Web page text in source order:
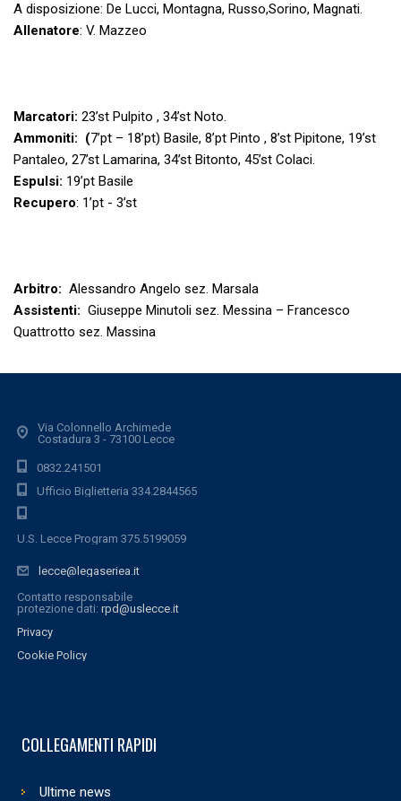
A disposizione: De Lucci, Montagna, Russo,Sorino, Magnati.
Allenatore: V. Mazzeo
Marcatori: 23’st Pulpito , 34’st Noto.
Ammoniti: (7’pt – 18’pt) Basile, 8’pt Pinto , 8’st Pipitone, 19’st
Pantaleo, 27’st Lamarina, 34’st Bitonto, 45’st Colaci.
Espulsi: 19’pt Basile
Recupero: 1’pt - 3’st
Arbitro: Alessandro Angelo sez. Marsala
Assistenti: Giuseppe Minutoli sez. Messina – Francesco
Quattrotto sez. Massina
Via Colonnello Archimede
Costadura 3 - 73100 Lecce
0832.241501
Ufficio Biglietteria 334.2844565
U.S. Lecce Program 375.5199059
lecce@legaseriea.it
Contatto responsabile
protezione dati: rpd@uslecce.it
Privacy
Cookie Policy
COLLEGAMENTI RAPIDI
Ultime news